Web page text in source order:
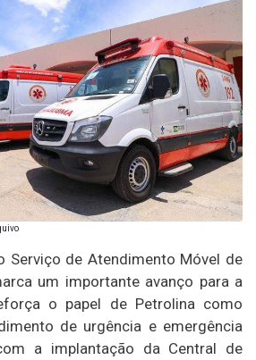
Serviço de Atendimento Móvel de
um importante avanço para a
o papel de Petrolina como
de urgência e emergência
a implantação da Central de